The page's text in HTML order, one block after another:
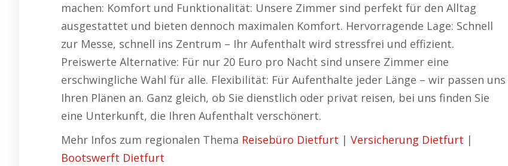
machen: Komfort und Funktionalität: Unsere Zimmer sind perfekt für den Alltag
ausgestattet und bieten dennoch maximalen Komfort. Hervorragende Lage: Schnell
zur Messe, schnell ins Zentrum – Ihr Aufenthalt wird stressfrei und effizient.
Preiswerte Alternative: Für nur 20 Euro pro Nacht sind unsere Zimmer eine
erschwingliche Wahl für alle. Flexibilität: Für Aufenthalte jeder Länge – wir passen uns
Ihren Plänen an. Ganz gleich, ob Sie dienstlich oder privat reisen, bei uns finden Sie
eine Unterkunft, die Ihren Aufenthalt verschönert.
Mehr Infos zum regionalen Thema Reisebüro Dietfurt | Versicherung Dietfurt |
Bootswerft Dietfurt